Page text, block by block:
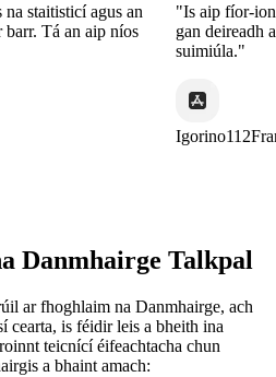
agus an
Tá an aip níos
"Is aip fíor-
gan deireadh ar
suimiúla."
Igorino112France
Danmhairge Talkpal
ar fhoghlaim na Danmhairge, ach
cearta, is féidir leis a bheith ina
teicnící éifeachtacha chun
a bhaint amach: